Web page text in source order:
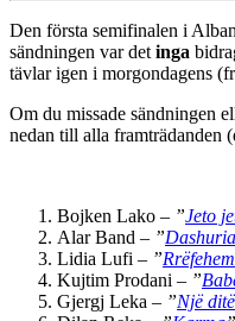
Den första semifinalen i
sändningen var det inga
tävlar igen i morgondagens
Om du missade sändningen
nedan till alla framträdanden
Bojken Lako – ”Jeto
Alar Band – ”
Lidia Lufi – ”Rrëfehem
Kujtim Prodani – ”
Gjergj Leka – ”Një